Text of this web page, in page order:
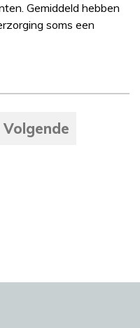
Gemiddeld hebben
soms een
Volgende